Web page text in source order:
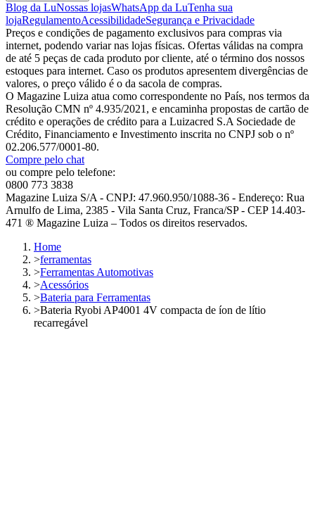
Blog da LuNossas lojasWhatsApp da LuTenha sua
lojaRegulamentoAcessibilidadeSegurança e Privacidade
Preços e condições de pagamento exclusivos para compras via
internet, podendo variar nas lojas físicas. Ofertas válidas na compra
de até 5 peças de cada produto por cliente, até o término dos nossos
estoques para internet. Caso os produtos apresentem divergências de
valores, o preço válido é o da sacola de compras.
O Magazine Luiza atua como correspondente no País, nos termos da
Resolução CMN nº 4.935/2021, e encaminha propostas de cartão de
crédito e operações de crédito para a Luizacred S.A Sociedade de
Crédito, Financiamento e Investimento inscrita no CNPJ sob o nº
02.206.577/0001-80.
Compre pelo chat
ou compre pelo telefone:
0800 773 3838
Magazine Luiza S/A - CNPJ: 47.960.950/1088-36 - Endereço: Rua
Arnulfo de Lima, 2385 - Vila Santa Cruz, Franca/SP - CEP 14.403-
471 ® Magazine Luiza – Todos os direitos reservados.
Home
>ferramentas
>Ferramentas Automotivas
>Acessórios
>Bateria para Ferramentas
>Bateria Ryobi AP4001 4V compacta de íon de lítio
recarregável